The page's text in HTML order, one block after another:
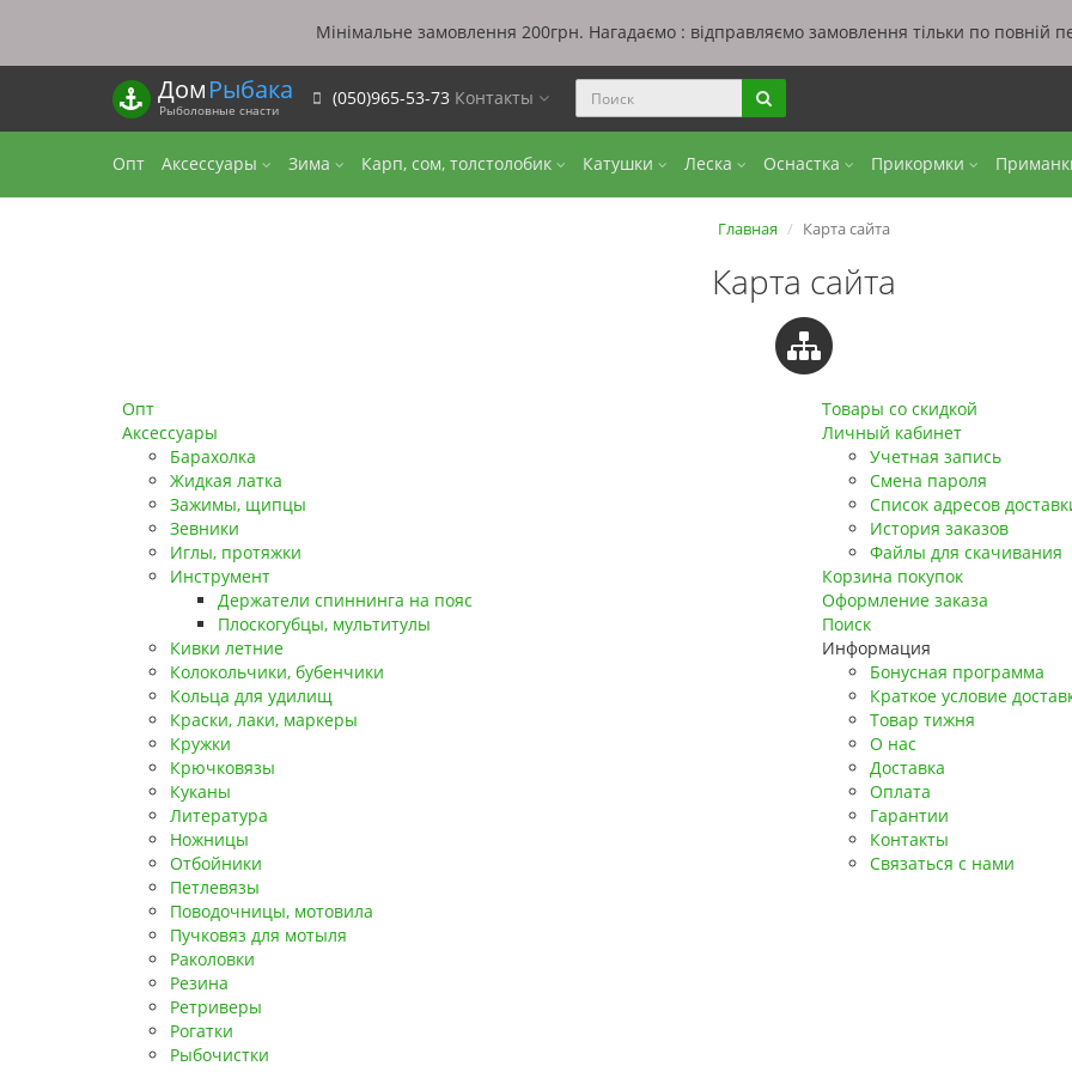
Мінімальне замовлення 200грн. Нагадаємо : відправляємо замовлення тільки по повній
ДомРыбака
Рыболовные снасти
(050)965-53-73 Контакты
Опт Аксессуары Зима Карп, сом, толстолобик Катушки Леска Оснастка Прикормки
Главная Карта сайта
Карта сайта
Опт
Аксессуары
Барахолка
Жидкая латка
Зажимы, щипцы
Зевники
Иглы, протяжки
Инструмент
Держатели спиннинга на пояс
Плоскогубцы, мультитулы
Кивки летние
Колокольчики, бубенчики
Кольца для удилищ
Краски, лаки, маркеры
Кружки
Крючковязы
Куканы
Литература
Ножницы
Отбойники
Петлевязы
Поводочницы, мотовила
Пучковяз для мотыля
Раколовки
Резина
Ретриверы
Рогатки
Рыбочистки
Товары со скидкой
Личный кабинет
Учетная запись
Смена пароля
Список адресов
История заказов
Файлы для скачивания
Корзина покупок
Оформление заказа
Поиск
Информация
Бонусная программа
Краткое условие
Товар тижня
О нас
Доставка
Оплата
Гарантии
Контакты
Связаться с нами